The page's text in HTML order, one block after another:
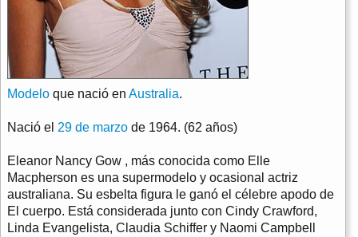
Modelo que nació en Australia.
Nació el 29 de marzo de 1964. (62 años)
Eleanor Nancy Gow , más conocida como Elle
Macpherson es una supermodelo y ocasional actriz
australiana. Su esbelta figura le ganó el célebre apodo de
El cuerpo. Está considerada junto con Cindy Crawford,
Linda Evangelista, Claudia Schiffer y Naomi Campbell